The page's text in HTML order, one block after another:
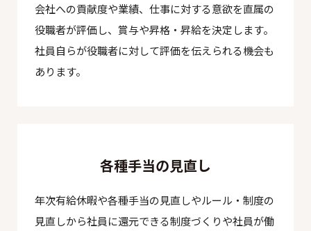
会社への貢献度や業績、仕事に対する意欲を直属の
役職者が評価し、賞与や昇格・昇給を決定します。
社員自らが役職者に対して評価を伝えられる機会も
あります。
各種手当の見直し
年次有給休暇や各種手当の見直しやルール・制度の
見直しから社員に還元できる制度づくりや社員が働